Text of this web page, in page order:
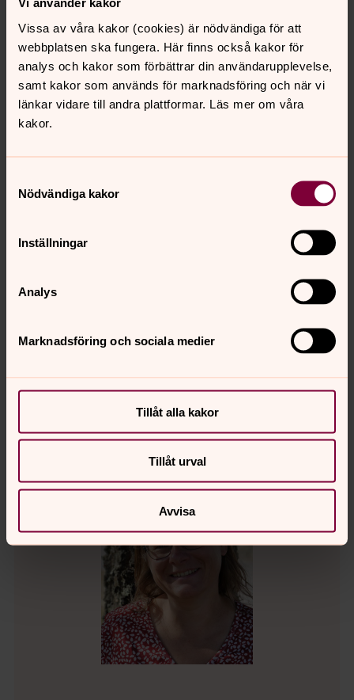
Vissa av våra kakor (cookies) är nödvändiga för att
webbplatsen ska fungera. Här finns också kakor för
analys och kakor som förbättrar din användarupplevelse,
samt kakor som används för marknadsföring och när vi
länkar vidare till andra plattformar. Läs mer om våra
kakor.
Nödvändiga kakor
Inställningar
Analys
Marknadsföring och sociala medier
Tillåt alla kakor
Tillåt urval
Avvisa
församling
E-post:
Mer om Maria Andersson